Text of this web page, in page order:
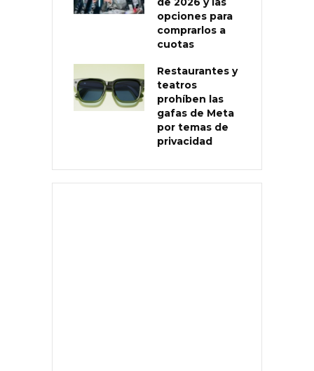
opciones para
comprarlos a
cuotas
Restaurantes y
teatros
prohíben las
gafas de Meta
por temas de
privacidad